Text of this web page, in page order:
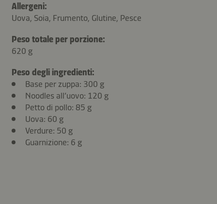
Allergeni:
Uova, Soia, Frumento, Glutine, Pesce
Peso totale per porzione:
620 g
Peso degli ingredienti:
Base per zuppa: 300 g
Noodles all’uovo: 120 g
Petto di pollo: 85 g
Uova: 60 g
Verdure: 50 g
Guarnizione: 6 g